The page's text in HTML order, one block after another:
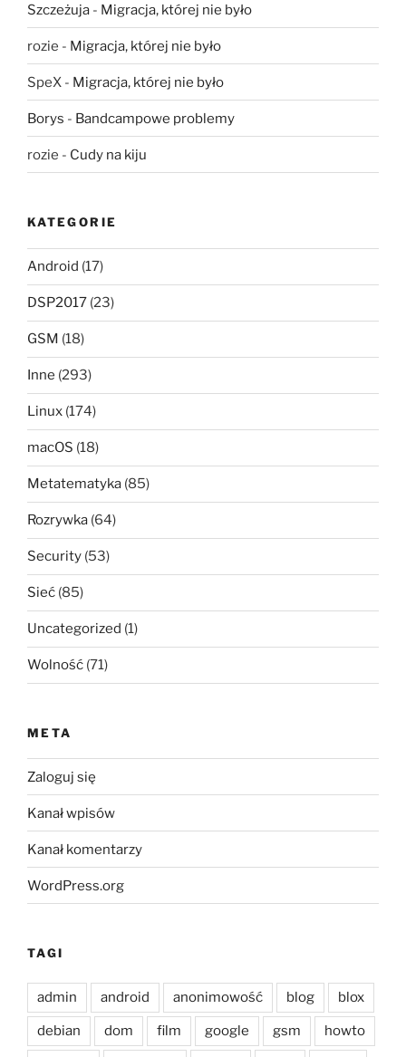
Szczeżuja - Migracja, której nie było
rozie - Migracja, której nie było
SpeX - Migracja, której nie było
Borys - Bandcampowe problemy
rozie - Cudy na kiju
KATEGORIE
Android (17)
DSP2017 (23)
GSM (18)
Inne (293)
Linux (174)
macOS (18)
Metatematyka (85)
Rozrywka (64)
Security (53)
Sieć (85)
Uncategorized (1)
Wolność (71)
META
Zaloguj się
Kanał wpisów
Kanał komentarzy
WordPress.org
TAGI
admin android anonimowość blog blox
debian dom film google gsm howto